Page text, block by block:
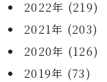
2022年 (219)
2021年 (203)
2020年 (126)
2019年 (73)